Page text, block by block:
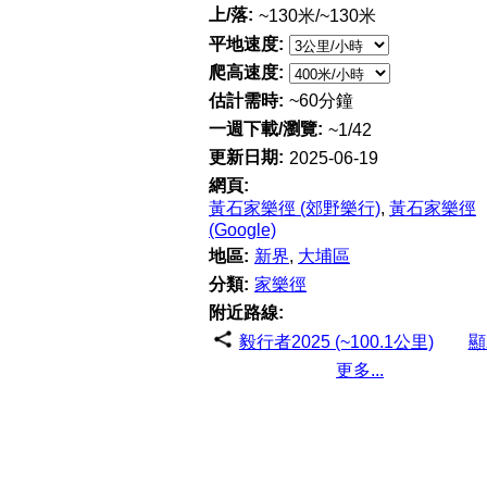
上/落: ~130米/~130米
平地速度:
爬高速度:
估計需時: ~60分鐘
一週下載/瀏覽: ~1/42
更新日期: 2025-06-19
網頁:
黃石家樂徑 (郊野樂行), 黃石家樂徑
(Google)
地區: 新界, 大埔區
分類: 家樂徑
附近路線:
毅行者2025 (~100.1公里)
更多...